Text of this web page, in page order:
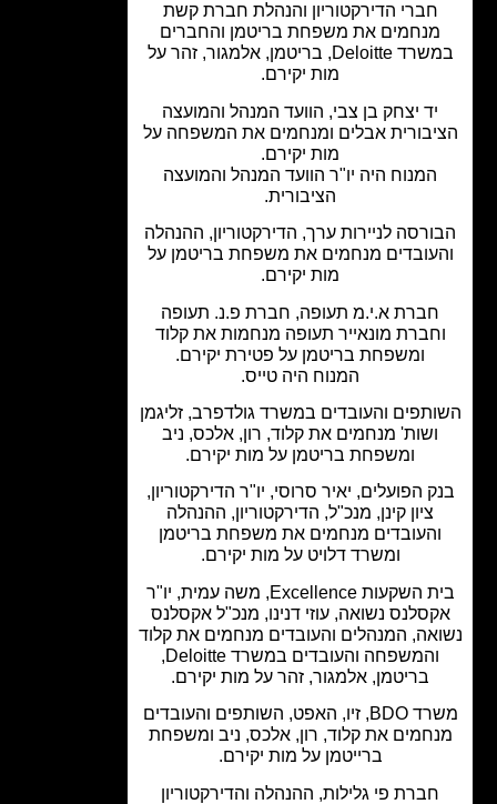
חברי הדירקטוריון והנהלת חברת קשת
את משפחת בריטמן והחברים
במשרד Deloitte, בריטמן, אלמגור, זהר על
מות יקירם.
יד יצחק בן צבי, הוועד המנהל והמועצה
אבלים ומנחמים את המשפחה על
מות יקירם.
המנוח היה יו"ר הוועד המנהל והמועצה
הציבורית.
לניירות ערך, הדירקטוריון, ההנהלה
מנחמים את משפחת בריטמן על
מות יקירם.
חברת א.י.מ תעופה, חברת פ.נ. תעופה
מונאייר תעופה מנחמות את קלוד
ומשפחת בריטמן על פטירת יקירם.
המנוח היה טייס.
והעובדים במשרד גולדפרב, זליגמן
ושות' מנחמים את קלוד, רון, אלכס, ניב
ומשפחת בריטמן על מות יקירם.
הפועלים, יאיר סרוסי, יו"ר הדירקטוריון,
ציון קינן, מנכ"ל, הדירקטוריון, ההנהלה
מנחמים את משפחת בריטמן
ומשרד דלויט על מות יקירם.
בית השקעות Excellence, משה עמית, יו"ר
נשואה, עוזי דנינו, מנכ"ל אקסלנס
המנהלים והעובדים מנחמים את קלוד
והמשפחה והעובדים במשרד Deloitte,
בריטמן, אלמגור, זהר על מות יקירם.
משרד BDO, זיו, האפט, השותפים והעובדים
את קלוד, רון, אלכס, ניב ומשפחת
ברייטמן על מות יקירם.
חברת פי גלילות, ההנהלה והדירקטוריון